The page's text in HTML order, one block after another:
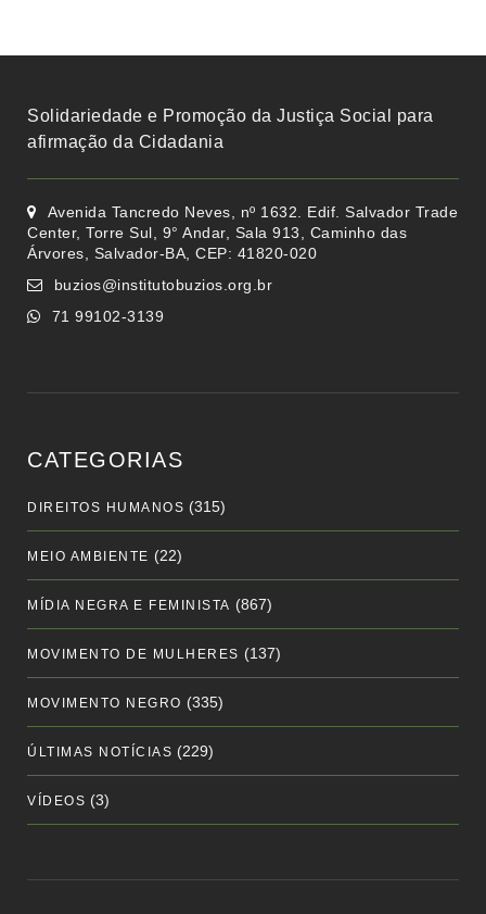
Solidariedade e Promoção da Justiça Social para
afirmação da Cidadania
Avenida Tancredo Neves, nº 1632. Edif. Salvador Trade
Center, Torre Sul, 9° Andar, Sala 913, Caminho das
Árvores, Salvador-BA, CEP: 41820-020
buzios@institutobuzios.org.br
71 99102-3139
CATEGORIAS
DIREITOS HUMANOS (315)
MEIO AMBIENTE (22)
MÍDIA NEGRA E FEMINISTA (867)
MOVIMENTO DE MULHERES (137)
MOVIMENTO NEGRO (335)
ÚLTIMAS NOTÍCIAS (229)
VÍDEOS (3)